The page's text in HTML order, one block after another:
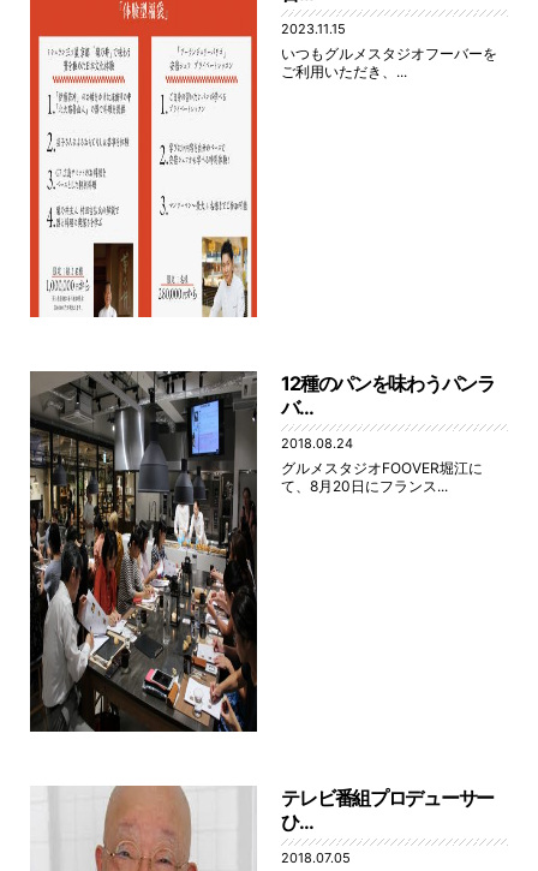
2023.11.15
いつもグルメスタジオフーバーを
ご利用いただき、...
12種のパンを味わうパンラ
バ...
2018.08.24
グルメスタジオFOOVER堀江に
て、8月20日にフランス...
テレビ番組プロデューサー
ひ...
2018.07.05